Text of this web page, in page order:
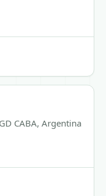
CABA, Argentina